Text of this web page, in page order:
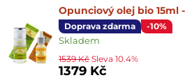
Opunciový olej bio 15ml
Doprava zdarma -10%
Skladem
1379 Kč
1539 Kč Sleva 10.4%